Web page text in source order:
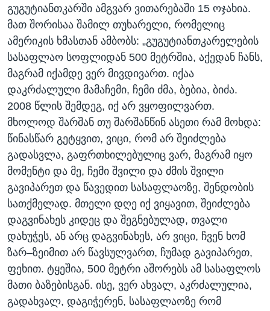
გუგუტიანთკარში ამგვარ ვითარებაში 15 ოჯახია.
მათ შორისაა შამილ თუხარელი, რომელიც
ამერიკის ხმასთან ამბობს: „გუგუტიანთკარელების
სასაფლაო სოფლიდან 500 მეტრშია, აქედან ჩანს,
მაგრამ იქამდე ვერ მივდივართ. იქაა
დაკრძალული მამაჩემი, ჩემი ძმა, ბებია, ბიძა.
2008 წლის შემდეგ, იქ არ ვყოფილვართ.
მხოლოდ შარშან თუ შარშანწინ ასეთი რამ მოხდა:
წინასწარ გეტყვით, ვიცი, რომ არ შეიძლება
გადასვლა, გაფრთხილებულიც ვარ, მაგრამ იყო
მომენტი და მე, ჩემი შვილი და ძმის შვილი
გავიპარეთ და წავედით სასაფლაოზე, შენდობის
სათქმელად. მთელი დღე იქ ვიყავით, შეიძლება
დაგვინახეს კიდეც და შეგნებულად, თვალი
დახუჭეს, ან არც დაგვინახეს, არ ვიცი, ჩვენ ხომ
ზარ–ზეიმით არ წავსულვართ, ჩუმად გავიპარეთ,
ფეხით. ტყეშია, 500 მეტრი აშორებს ამ სასაფლოს
მათი ბაზებისგან. ისე, ვერ ახვალ, აკრძალულია,
გადახვალ, დაგიჭერენ, სასაფლაოზე რომ